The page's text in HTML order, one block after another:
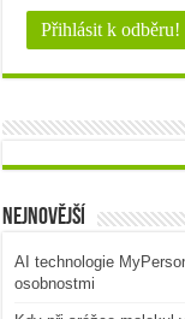
Nejnovější
AI technologie
osobnostmi